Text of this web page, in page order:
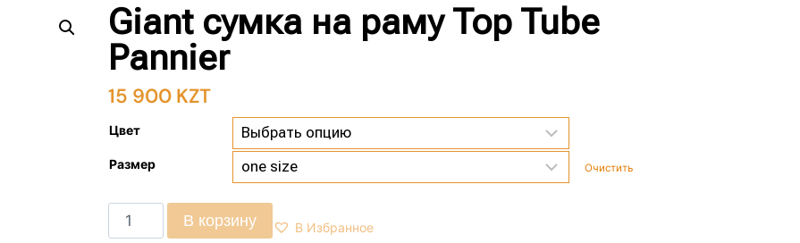
Giant сумка на раму Top Tube
Pannier
15 900 KZT
Цвет
Размер Очистить
В корзину В Избранное